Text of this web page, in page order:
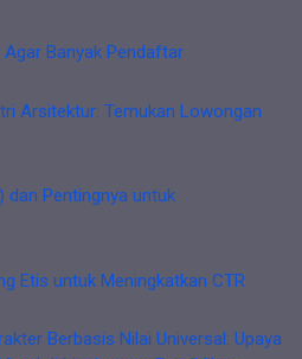
Banyak Pendaftar
Arsitektur: Temukan Lowongan
dan Pentingnya untuk
Etis untuk Meningkatkan CTR
Berbasis Nilai Universal: Upaya